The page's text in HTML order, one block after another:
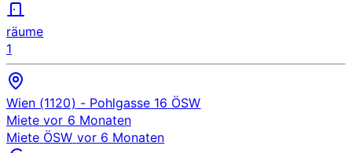
räume
1
Wien (1120) - Pohlgasse 16 ÖSW
Miete vor 6 Monaten
Miete ÖSW vor 6 Monaten